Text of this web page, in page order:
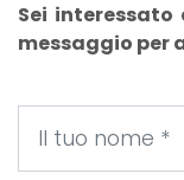
Sei interessato
messaggio per